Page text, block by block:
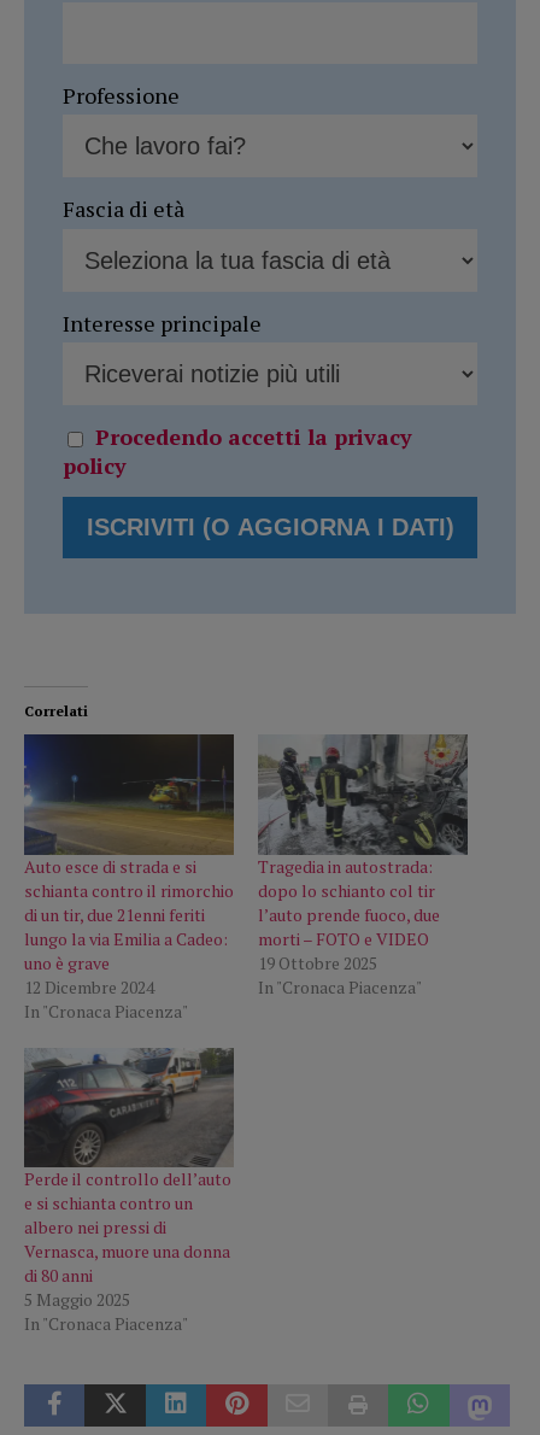
Professione
Fascia di età
Interesse principale
Procedendo accetti la privacy
policy
Correlati
Auto esce di strada e si
schianta contro il rimorchio
di un tir, due 21enni feriti
lungo la via Emilia a Cadeo:
uno è grave
12 Dicembre 2024
In "Cronaca Piacenza"
Tragedia in autostrada:
dopo lo schianto col tir
l’auto prende fuoco, due
morti – FOTO e VIDEO
19 Ottobre 2025
In "Cronaca Piacenza"
Perde il controllo dell’auto
e si schianta contro un
albero nei pressi di
Vernasca, muore una donna
di 80 anni
5 Maggio 2025
In "Cronaca Piacenza"